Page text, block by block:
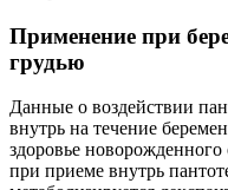
Применение при
грудью
Данные о воздействии
внутрь на течение
здоровье новорожденного
при приеме внутрь